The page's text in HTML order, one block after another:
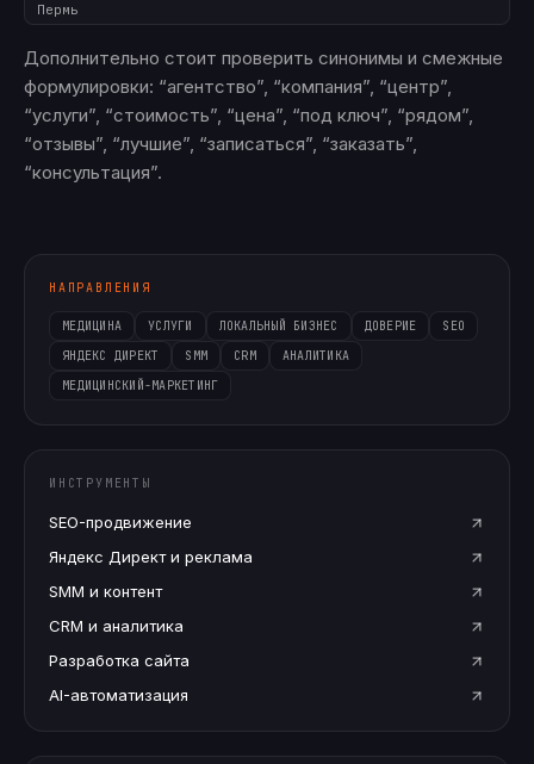
Пермь
Дополнительно стоит проверить синонимы и смежные
формулировки: “агентство”, “компания”, “центр”,
“услуги”, “стоимость”, “цена”, “под ключ”, “рядом”,
“отзывы”, “лучшие”, “записаться”, “заказать”,
“консультация”.
НАПРАВЛЕНИЯ
МЕДИЦИНА УСЛУГИ ЛОКАЛЬНЫЙ БИЗНЕС ДОВЕРИЕ
SEO
ЯНДЕКС ДИРЕКТ
SMM CRM
АНАЛИТИКА
МЕДИЦИНСКИЙ-МАРКЕТИНГ
ИНСТРУМЕНТЫ
SEO-продвижение
Яндекс Директ и реклама
SMM и контент
CRM и аналитика
Разработка сайта
AI-автоматизация